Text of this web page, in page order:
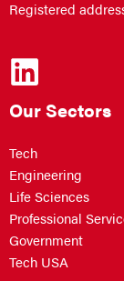
Registered
Our Sectors
Tech
Engineering
Life Sciences
Professional
Government
Tech USA